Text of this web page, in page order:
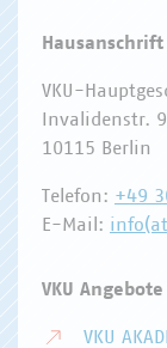
VKU-
Invalidenstr.
10115 Berlin
Telefon: +49
E-Mail:
VKU Angebote
VKU